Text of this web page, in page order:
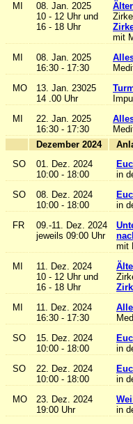
MI
08. Jan. 2025
10 - 12 Uhr und
16 - 18 Uhr
mit
MI
08. Jan. 2025
16:30 - 17:30
MO
13. Jan. 23025
14 .00 Uhr
MI
22. Jan. 2025
16:30 - 17:30
Dezember 2024
SO
01. Dez. 2024
10:00 - 18:00
in
SO
08. Dez. 2024
10:00 - 18:00
in
FR
09.-11. Dez. 2024
jeweils 09:00 Uhr
mit
MI
11. Dez. 2024
10 - 12 Uhr und
16 - 18 Uhr
MI
11. Dez. 2024
16:30 - 17:30
SO
15. Dez. 2024
10:00 - 18:00
in
SO
22. Dez. 2024
10:00 - 18:00
in
MO
23. Dez. 2024
19:00 Uhr
in